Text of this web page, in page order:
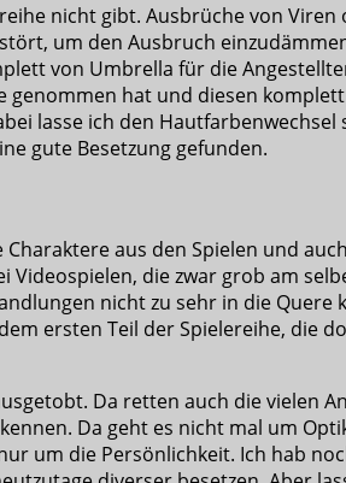
nicht gibt. Ausbrüche von
um den Ausbruch
von Umbrella für die
hat und diesen
lasse ich den
gute Besetzung gefunden.
aus den Spielen und
die zwar grob am
nicht zu sehr in die
ersten Teil der Spielereihe, die
Da retten auch die vielen
Da geht es nicht mal um
um die Persönlichkeit. Ich hab